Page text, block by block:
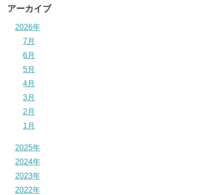
アーカイブ
2026年
7月
6月
5月
4月
3月
2月
1月
2025年
2024年
2023年
2022年